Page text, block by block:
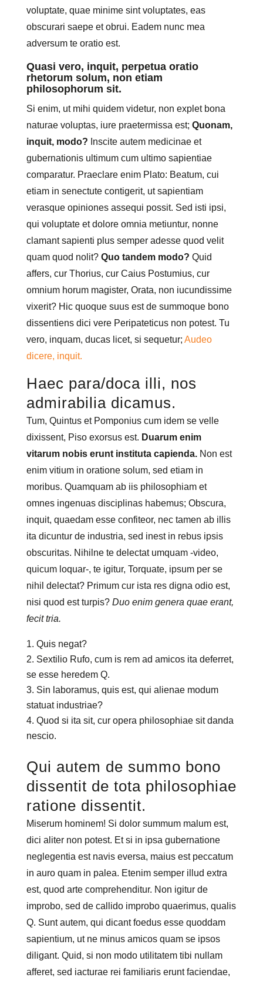
voluptate, quae minime sint voluptates, eas
obscurari saepe et obrui. Eadem nunc mea
adversum te oratio est.
Quasi vero, inquit, perpetua oratio
rhetorum solum, non etiam
philosophorum sit.
Si enim, ut mihi quidem videtur, non explet bona
naturae voluptas, iure praetermissa est; Quonam,
inquit, modo? Inscite autem medicinae et
gubernationis ultimum cum ultimo sapientiae
comparatur. Praeclare enim Plato: Beatum, cui
etiam in senectute contigerit, ut sapientiam
verasque opiniones assequi possit. Sed isti ipsi,
qui voluptate et dolore omnia metiuntur, nonne
clamant sapienti plus semper adesse quod velit
quam quod nolit? Quo tandem modo? Quid
affers, cur Thorius, cur Caius Postumius, cur
omnium horum magister, Orata, non iucundissime
vixerit? Hic quoque suus est de summoque bono
dissentiens dici vere Peripateticus non potest. Tu
vero, inquam, ducas licet, si sequetur; Audeo
dicere, inquit.
Haec para/doca illi, nos
admirabilia dicamus.
Tum, Quintus et Pomponius cum idem se velle
dixissent, Piso exorsus est. Duarum enim
vitarum nobis erunt instituta capienda.Non est
enim vitium in oratione solum, sed etiam in
moribus. Quamquam ab iis philosophiam et
omnes ingenuas disciplinas habemus; Obscura,
inquit, quaedam esse confiteor, nec tamen ab illis
ita dicuntur de industria, sed inest in rebus ipsis
obscuritas. Nihilne te delectat umquam -video,
quicum loquar-, te igitur, Torquate, ipsum per se
nihil delectat? Primum cur ista res digna odio est,
nisi quod est turpis? Duo enim genera quae erant,
fecit tria.
Quis negat?
Sextilio Rufo, cum is rem ad amicos ita deferret,
se esse heredem Q.
Sin laboramus, quis est, qui alienae modum
statuat industriae?
Quod si ita sit, cur opera philosophiae sit danda
nescio.
Qui autem de summo bono
dissentit de tota philosophiae
ratione dissentit.
Miserum hominem! Si dolor summum malum est,
dici aliter non potest. Et si in ipsa gubernatione
neglegentia est navis eversa, maius est peccatum
in auro quam in palea. Etenim semper illud extra
est, quod arte comprehenditur. Non igitur de
improbo, sed de callido improbo quaerimus, qualis
Q. Sunt autem, qui dicant foedus esse quoddam
sapientium, ut ne minus amicos quam se ipsos
diligant. Quid, si non modo utilitatem tibi nullam
afferet, sed iacturae rei familiaris erunt faciendae,